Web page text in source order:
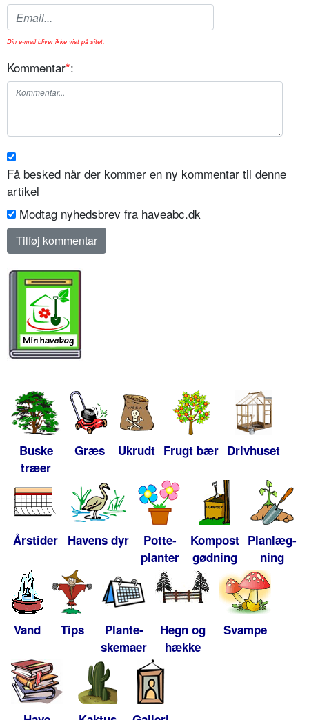
Din e-mail bliver ikke vist på sitet.
Kommentar*:
Få besked når der kommer en ny kommentar til denne
artikel
Modtag nyhedsbrev fra haveabc.dk
Buske
træer
Græs Ukrudt Frugt bær Drivhuset
Årstider Havens dyr
Potte-
planter
Kompost
gødning
Planlæg-
ning
Vand Tips
Plante-
skemaer
Hegn og
hække
Svampe